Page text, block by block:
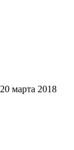
20 марта 2018